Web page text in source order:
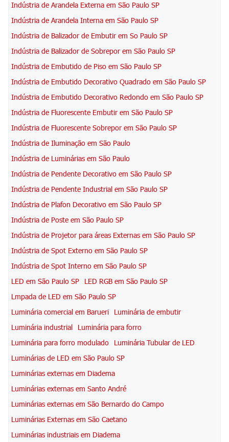
Indústria de Arandela Externa em São Paulo SP
Indústria de Arandela Interna em São Paulo SP
Indústria de Balizador de Embutir em So Paulo SP
Indústria de Balizador de Sobrepor em São Paulo SP
Indústria de Embutido de Piso em São Paulo SP
Indústria de Embutido Decorativo Quadrado em São Paulo SP
Indústria de Embutido Decorativo Redondo em São Paulo SP
Indústria de Fluorescente Embutir em São Paulo SP
Indústria de Fluorescente Sobrepor em São Paulo SP
Indústria de Iluminação em São Paulo
Indústria de Luminárias em São Paulo
Indústria de Pendente Decorativo em São Paulo SP
Indústria de Pendente Industrial em São Paulo SP
Indústria de Plafon Decorativo em São Paulo SP
Indústria de Poste em São Paulo SP
Indústria de Projetor para áreas Externas em São Paulo SP
Indústria de Spot Externo em São Paulo SP
Indústria de Spot Interno em São Paulo SP
LED em São Paulo SP
LED RGB em São Paulo SP
Lmpada de LED em São Paulo SP
Luminária comercial em Barueri
Luminária de embutir
Luminária industrial
Luminária para forro
Luminária para forro modulado
Luminária Tubular de LED
Luminárias de LED em São Paulo SP
Luminárias externas em Diadema
Luminárias externas em Santo André
Luminárias externas em São Bernardo do Campo
Luminárias Externas em São Caetano
Luminárias industriais em Diadema